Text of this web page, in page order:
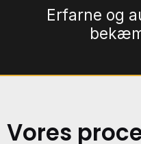
Erfarne og
Vores